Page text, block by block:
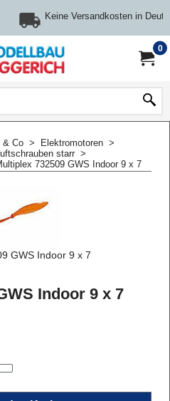
Keine Versandkosten in
0
& Co > Elektromotoren >
starr >
732509 GWS Indoor 9 x 7
GWS Indoor 9 x 7
Indoor 9 x 7